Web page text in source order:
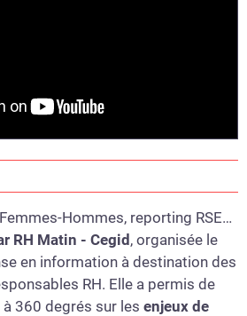
Hommes, reporting RSE…
RH Matin - Cegid, organisée le
en information à destination des
RH. Elle a permis de
360 degrés sur les enjeux de